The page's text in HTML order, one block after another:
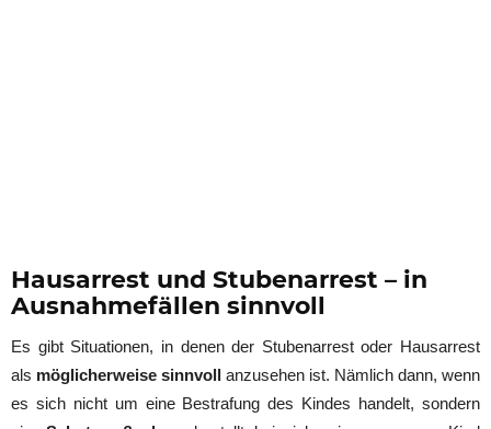
Hausarrest und Stubenarrest – in
Ausnahmefällen sinnvoll
Es gibt Situationen, in denen der Stubenarrest oder Hausarrest
als möglicherweise sinnvoll anzusehen ist. Nämlich dann, wenn
es sich nicht um eine Bestrafung des Kindes handelt, sondern